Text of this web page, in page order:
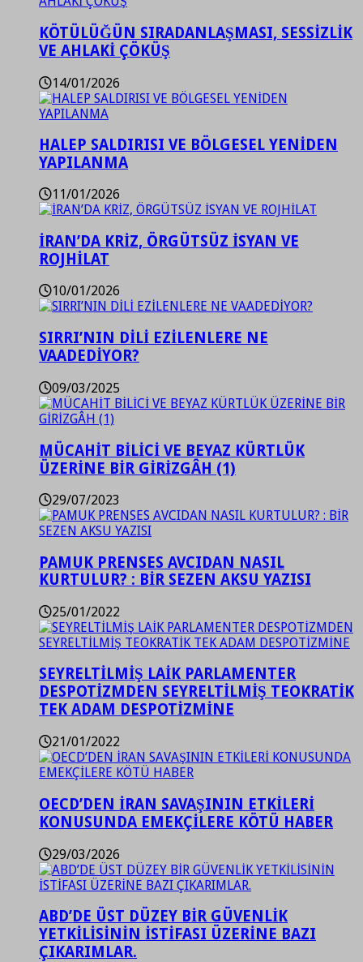
KÖTÜLÜĞÜN SIRADANLAŞMASI, SESSİZLİK
VE AHLAKİ ÇÖKÜŞ
14/01/2026
HALEP SALDIRISI VE BÖLGESEL YENİDEN
YAPILANMA
11/01/2026
İRAN’DA KRİZ, ÖRGÜTSÜZ İSYAN VE
ROJHİLAT
10/01/2026
SIRRI’NIN DİLİ EZİLENLERE NE
VAADEDİYOR?
09/03/2025
MÜCAHİT BİLİCİ VE BEYAZ KÜRTLÜK
ÜZERİNE BİR GİRİZGÂH (1)
29/07/2023
PAMUK PRENSES AVCIDAN NASIL
KURTULUR? : BİR SEZEN AKSU YAZISI
25/01/2022
SEYRELTİLMİŞ LAİK PARLAMENTER
DESPOTİZMDEN SEYRELTİLMİŞ TEOKRATİK
TEK ADAM DESPOTİZMİNE
21/01/2022
OECD’DEN İRAN SAVAŞININ ETKİLERİ
KONUSUNDA EMEKÇİLERE KÖTÜ HABER
29/03/2026
ABD’DE ÜST DÜZEY BİR GÜVENLİK
YETKİLİSİNİN İSTİFASI ÜZERİNE BAZI
ÇIKARIMLAR.